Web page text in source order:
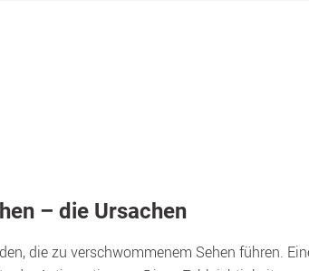
– die Ursachen
die zu verschwommenem Sehen führen.